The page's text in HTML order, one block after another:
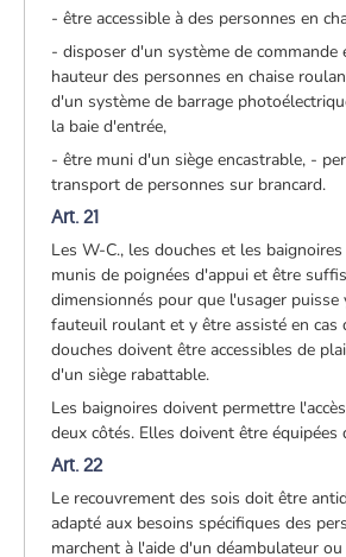
- être accessible à des personnes en
- disposer d'un système de commande
hauteur des personnes en chaise
d'un système de barrage
la baie d'entrée,
- être muni d'un siège encastrable, -
transport de personnes sur brancard.
Art. 21
Les W-C., les douches et les
munis de poignées d'appui et être
dimensionnés pour que l'usager puisse
fauteuil roulant et y être assisté en cas
douches doivent être accessibles de
d'un siège rabattable.
Les baignoires doivent permettre
deux côtés. Elles doivent être équipées
Art. 22
Le recouvrement des sois doit être
adapté aux besoins spécifiques des
marchent à l'aide d'un déambulateur